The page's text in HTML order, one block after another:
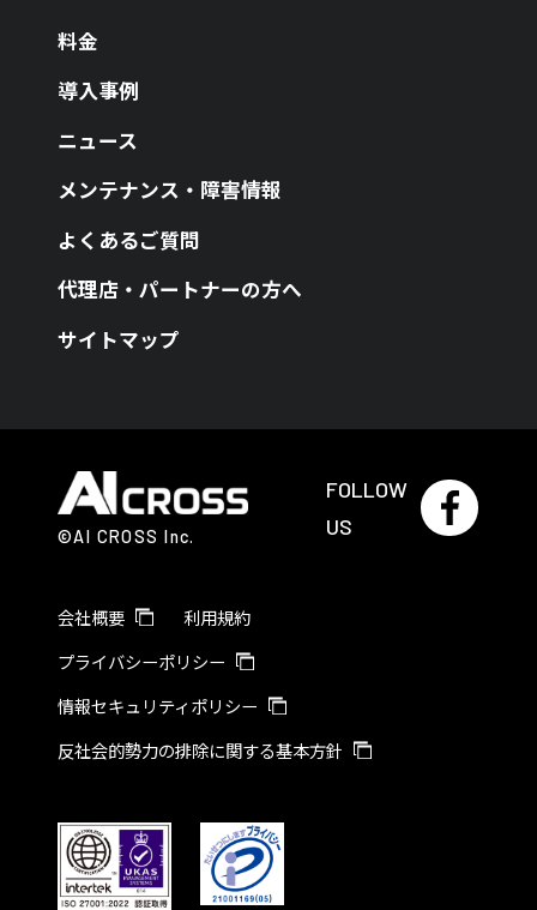
料金
導入事例
ニュース
メンテナンス・障害情報
よくあるご質問
代理店・パートナーの方へ
サイトマップ
©AI CROSS Inc.
FOLLOW
US
会社概要
利用規約
プライバシーポリシー
情報セキュリティポリシー
反社会的勢力の排除に関する基本方針